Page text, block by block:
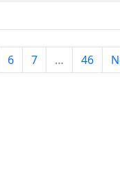
6 7 … 46